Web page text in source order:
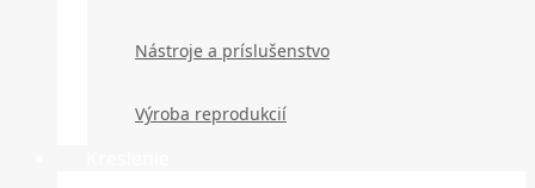
Nástroje a príslušenstvo
Výroba reprodukcií